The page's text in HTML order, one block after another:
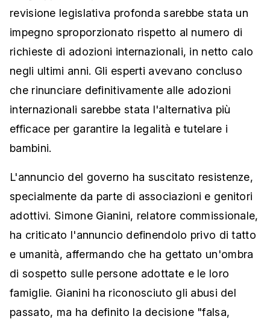
revisione legislativa profonda sarebbe stata un
impegno sproporzionato rispetto al numero di
richieste di adozioni internazionali, in netto calo
negli ultimi anni. Gli esperti avevano concluso
che rinunciare definitivamente alle adozioni
internazionali sarebbe stata l'alternativa più
efficace per garantire la legalità e tutelare i
bambini.
L'annuncio del governo ha suscitato resistenze,
specialmente da parte di associazioni e genitori
adottivi. Simone Gianini, relatore commissionale,
ha criticato l'annuncio definendolo privo di tatto
e umanità, affermando che ha gettato un'ombra
di sospetto sulle persone adottate e le loro
famiglie. Gianini ha riconosciuto gli abusi del
passato, ma ha definito la decisione "falsa,